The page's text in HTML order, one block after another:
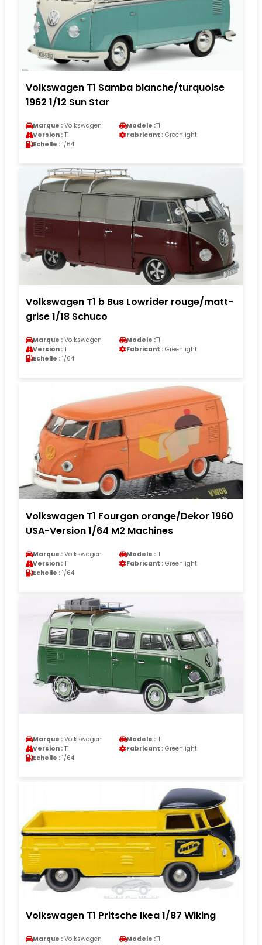
Volkswagen T1 Samba blanche/turquoise
1962 1/12 Sun Star
Marque : Volkswagen Modele :T1
Version : T1 Fabricant : Greenlight
Echelle : 1/64
Volkswagen T1 b Bus Lowrider rouge/matt-
grise 1/18 Schuco
Marque : Volkswagen Modele :T1
Version : T1 Fabricant : Greenlight
Echelle : 1/64
Volkswagen T1 Fourgon orange/Dekor 1960
USA-Version 1/64 M2 Machines
Marque : Volkswagen Modele :T1
Version : T1 Fabricant : Greenlight
Echelle : 1/64
Marque : Volkswagen Modele :T1
Version : T1 Fabricant : Greenlight
Echelle : 1/64
Volkswagen T1 Pritsche Ikea 1/87 Wiking
Marque : Volkswagen Modele :T1